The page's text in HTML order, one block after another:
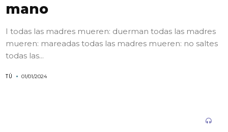
mano
I todas las madres mueren: duerman todas las madres
mueren: mareadas todas las madres mueren: no saltes
todas las...
TÚ 01/01/2024